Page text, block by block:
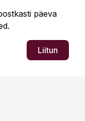
päeva
Liitun